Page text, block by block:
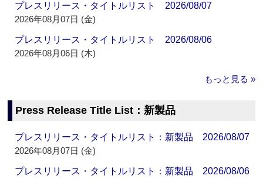
プレスリリース・タイトルリスト 2026/08/07
2026年08月07日 (金)
プレスリリース・タイトルリスト 2026/08/06
2026年08月06日 (木)
もっと見る »
Press Release Title List：新製品
プレスリリース・タイトルリスト：新製品 2026/08/07
2026年08月07日 (金)
プレスリリース・タイトルリスト：新製品 2026/08/06